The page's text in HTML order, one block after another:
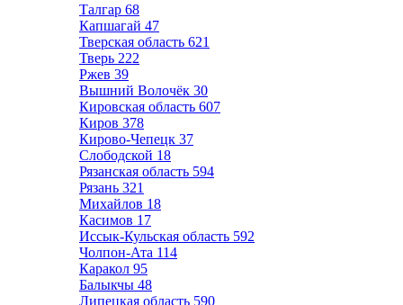
Талгар 68
Капшагай 47
Тверская область 621
Тверь 222
Ржев 39
Вышний Волочёк 30
Кировская область 607
Киров 378
Кирово-Чепецк 37
Слободской 18
Рязанская область 594
Рязань 321
Михайлов 18
Касимов 17
Иссык-Кульская область 592
Чолпон-Ата 114
Каракол 95
Балыкчы 48
Липецкая область 590